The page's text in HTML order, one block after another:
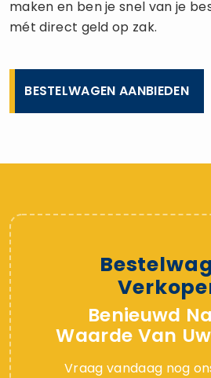
maken en ben je snel van je
mét direct geld op zak.
BESTELWAGEN AANBIEDEN
Benieuwd
Waarde Van
Vraag vandaag nog